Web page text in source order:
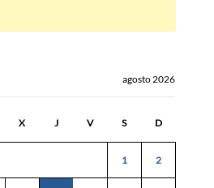
agosto 2026
X J V S D
1 2